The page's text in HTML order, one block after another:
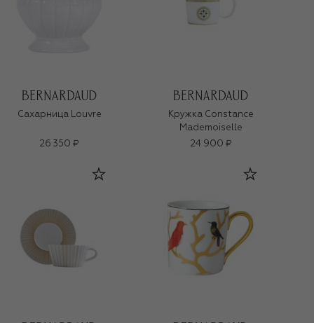
Сахарница Louvre
26 350 ₽
Кружка Constance
Mademoiselle
24 900 ₽